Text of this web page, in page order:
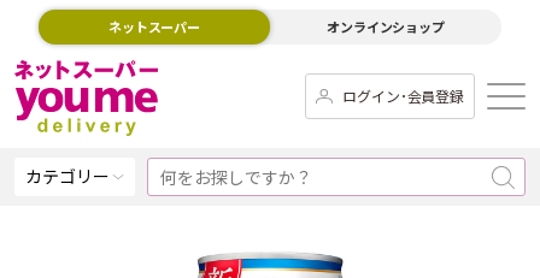
ネットスーパー オンラインショップ
ログイン･会員登録
カテゴリー